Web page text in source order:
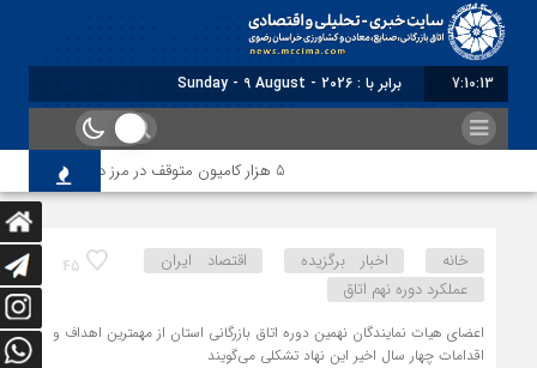
7:10:15 برابر با : Sunday - 9 August - 2026
45 خانه اخبار برگزیده
اقتصاد ایران
عملکرد دوره نهم اتاق
اعضای هیات نمایندگان نهمین دوره اتاق بازرگانی استان از مهمترین اهداف و
اقدامات چهار سال اخیر این نهاد تشکلی می‌گویند